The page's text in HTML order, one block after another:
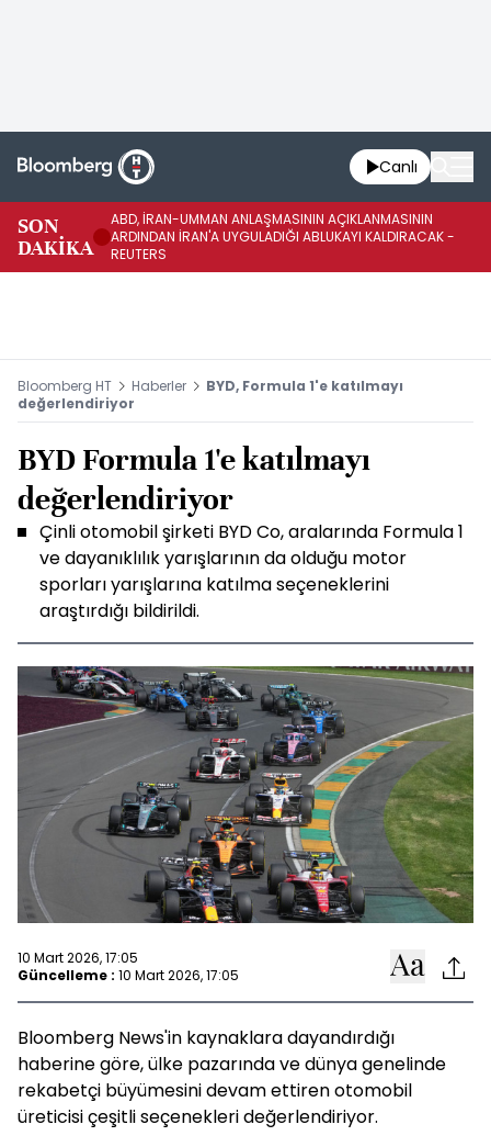
Canlı
SON
DAKİKA
ABD, İRAN-UMMAN ANLAŞMASININ AÇIKLANMASININ
ARDINDAN İRAN'A UYGULADIĞI ABLUKAYI KALDIRACAK -
REUTERS
Bloomberg HT Haberler
BYD, Formula 1'e katılmayı
değerlendiriyor
BYD Formula 1'e katılmayı
değerlendiriyor
Çinli otomobil şirketi BYD Co, aralarında Formula 1
ve dayanıklılık yarışlarının da olduğu motor
sporları yarışlarına katılma seçeneklerini
araştırdığı bildirildi.
10 Mart 2026, 17:05
Güncelleme : 10 Mart 2026, 17:05
Bloomberg News'in kaynaklara dayandırdığı
haberine göre, ülke pazarında ve dünya genelinde
rekabetçi büyümesini devam ettiren otomobil
üreticisi çeşitli seçenekleri değerlendiriyor.